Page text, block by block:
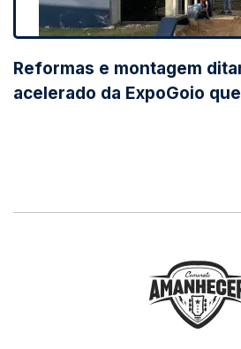
Reformas e montagem
acelerado da ExpoGoio